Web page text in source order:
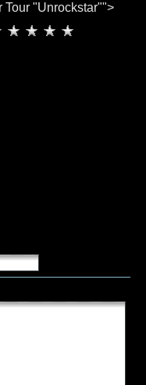
Tour "Unrockstar"">